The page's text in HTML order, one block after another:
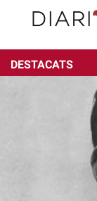
DESTACATS